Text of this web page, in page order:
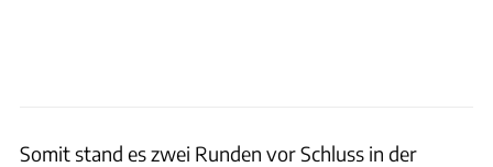
Somit stand es zwei Runden vor Schluss in der